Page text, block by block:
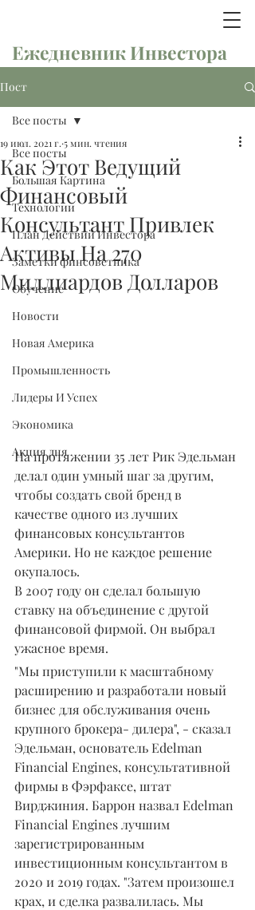
Ежедневник Инвестора
Пост
Все посты
Большая Картина
Технологии
План Действий Инвестора
Заметки финсоветника
Обучение
Новости
Новая Америка
Промышленность
Лидеры И Успех
Экономика
Акция дня
Все посты
Как Этот Ведущий
Финансовый
Консультант Привлек
Активы На 270
Миллиардов Долларов
19 июл. 2021 г. 5 мин. чтения
На протяжении 35 лет Рик Эдельман
делал один умный шаг за другим,
чтобы создать свой бренд в
качестве одного из лучших
финансовых консультантов
Америки. Но не каждое решение
окупалось.
В 2007 году он сделал большую
ставку на объединение с другой
финансовой фирмой. Он выбрал
ужасное время.
"Мы приступили к масштабному
расширению и разработали новый
бизнес для обслуживания очень
крупного брокера- дилера", - сказал
Эдельман, основатель Edelman
Financial Engines, консультативной
фирмы в Фэрфаксе, штат
Вирджиния. Баррон назвал Edelman
Financial Engines лучшим
зарегистрированным
инвестиционным консультантом в
2020 и 2019 годах. "Затем произошел
крах, и сделка развалилась. Мы